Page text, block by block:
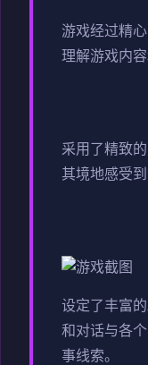
游戏经过精
理解游戏内容
采用了精致
其境地感受
设定了丰富
和对话与各
事线索。